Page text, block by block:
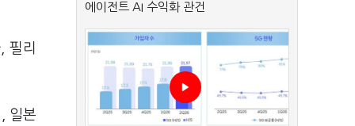
필리
일본
에이전트 AI 수익화 관건